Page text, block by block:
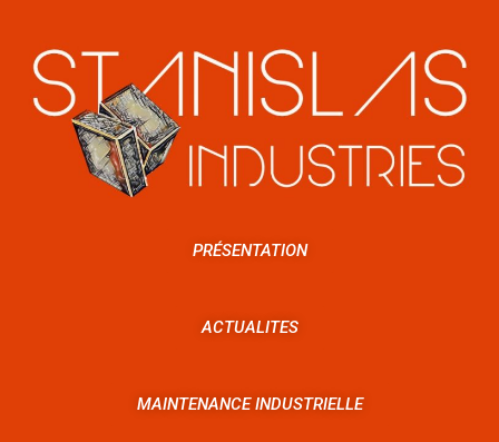
PRÉSENTATION
ACTUALITES
MAINTENANCE INDUSTRIELLE